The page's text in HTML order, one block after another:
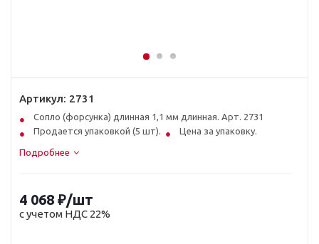
Артикул: 2731
Сопло (форсунка) длинная 1,1 мм длинная. Арт. 2731
Продается упаковкой (5 шт).
Цена за упаковку.
Подробнее
4 068 ₽/шт
с учетом НДС 22%